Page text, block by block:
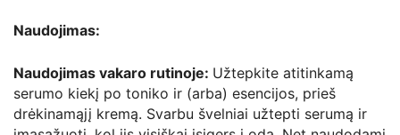
Naudojimas:
Naudojimas vakaro rutinoje: Užtepkite atitinkamą
serumo kiekį po toniko ir (arba) esencijos, prieš
drėkinamąjį kremą. Svarbu švelniai užtepti serumą ir